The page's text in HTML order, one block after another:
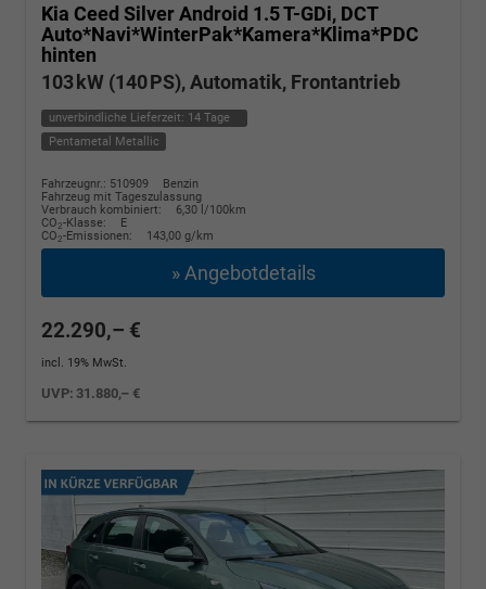
Kia Ceed Silver Android 1.5 T-GDi, DCT
Auto*Navi*WinterPak*Kamera*Klima*PDC
hinten
103 kW (140 PS), Automatik, Frontantrieb
unverbindliche Lieferzeit: 14 Tage
Pentametal Metallic
Fahrzeugnr.: 510909
Benzin
Fahrzeug mit Tageszulassung
Verbrauch kombiniert:
6,30 l/100km
CO2-Klasse:
E
CO2-Emissionen: 143,00 g/km
» Angebotdetails
22.290,– €
incl. 19% MwSt.
UVP: 31.880,– €